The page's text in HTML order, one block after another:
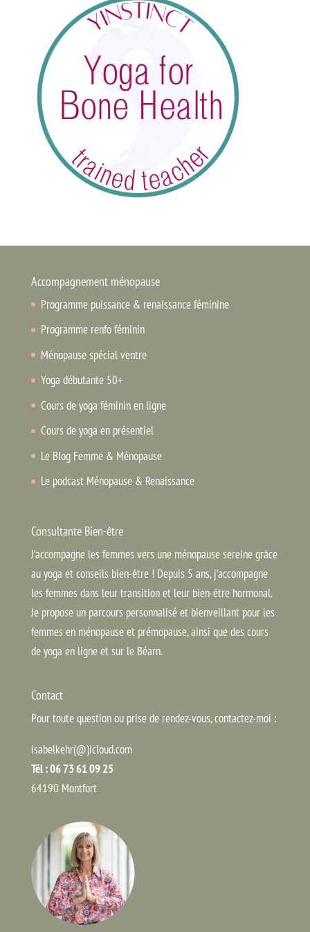
Accompagnement ménopause
Programme puissance & renaissance féminine
Programme renfo féminin
Ménopause spécial ventre
Yoga débutante 50+
Cours de yoga féminin en ligne
Cours de yoga en présentiel
Le Blog Femme & Ménopause
Le podcast Ménopause & Renaissance
Consultante Bien-être
J’accompagne les femmes vers une ménopause sereine grâce
au yoga et conseils bien-être ! Depuis 5 ans, j’accompagne
les femmes dans leur transition et leur bien-être hormonal.
Je propose un parcours personnalisé et bienveillant pour les
femmes en ménopause et prémopause, ainsi que des cours
de yoga en ligne et sur le Béarn.
Contact
Pour toute question ou prise de rendez-vous, contactez-moi :
isabelkehr(@)icloud.com
Tél : 06 73 61 09 25
64190 Montfort